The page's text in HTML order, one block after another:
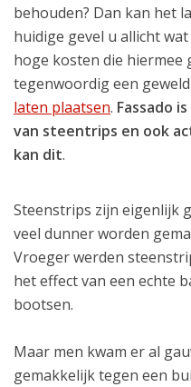
behouden? Dan kan het
huidige gevel u allicht
hoge kosten die hiermee
tegenwoordig een
laten plaatsen. Fassado
van steentrips en ook
kan dit.
Steenstrips zijn eigenlijk
veel dunner worden
Vroeger werden
het effect van een echte
bootsen.
Maar men kwam er al
gemakkelijk tegen een